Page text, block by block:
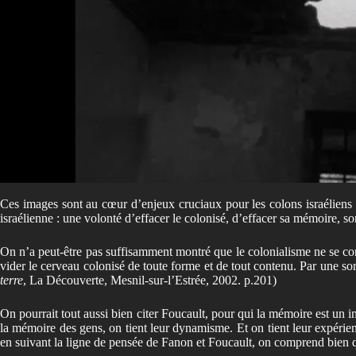
Ces images sont au cœur d’enjeux cruciaux pour les colons
israélienne : une volonté d’effacer le colonisé, d’effacer sa mémoire,
On n’a peut-être pas suffisamment montré que le colonialisme ne se
vider le cerveau colonisé de toute forme et de tout contenu. Par une
terre, La Découverte, Mesnil-sur-l’Estrée, 2002. p.201)
On pourrait tout aussi bien citer Foucault, pour qui la mémoire est un
la mémoire des gens, on tient leur dynamisme. Et on tient leur
en suivant la ligne de pensée de Fanon et Foucault, on comprend